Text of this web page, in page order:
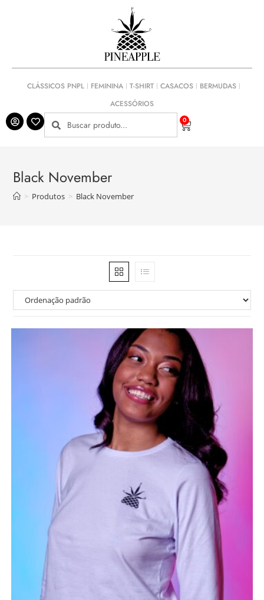
CLÁSSICOS PNPL FEMININA T-SHIRT CASACOS
BERMUDAS
ACESSÓRIOS
0
Black November
> Produtos > Black November